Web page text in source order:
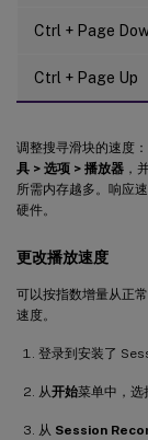
Ctrl + Page
Ctrl + Page Up
调整搜寻滑块的速度
具 > 选项 > 播放器 ，
所需内存越多。响应
硬件。
更改播放速度
可以按指数增量从正
速度。
登录到安装了
从开始菜单中，选
从 Session